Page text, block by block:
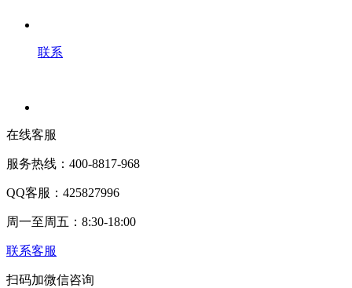
联系
在线客服
服务热线：400-8817-968
QQ客服：425827996
周一至周五：8:30-18:00
联系客服
扫码加微信咨询